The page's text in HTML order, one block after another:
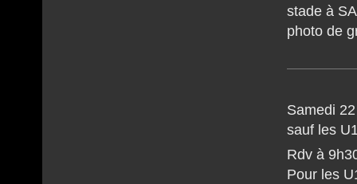
stade à
photo de
Samedi
sauf les
Rdv à
Pour les